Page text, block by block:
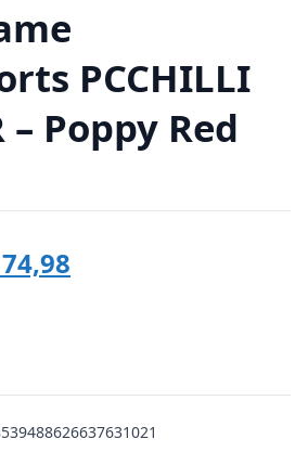
PCCHILLI
– Poppy Red
74,98
kr. 74,98.